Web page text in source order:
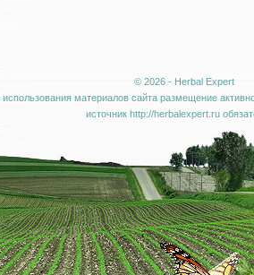
© 2026 - Herbal Expert
использования материалов сайта размещение
источник http://herbalexpert.ru